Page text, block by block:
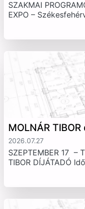
SZAKMAI
EXPO –
MOLNÁR
2026.07.27
SZEPTEMBER 17 –
TIBOR DÍJÁTADÓ